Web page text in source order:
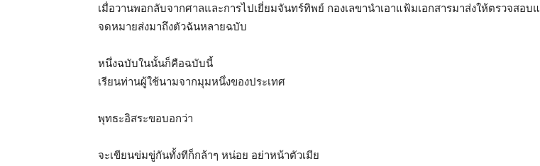
เมื่อวานพอกลับจากศาลและการไปเยี่ยมจันทร์ทิพย์ กองเลขานำเอาแฟ้มเอกสารมาส่งให้ตรวจสอบ
จดหมายส่งมาถึงตัวฉันหลายฉบับ
หนึ่งฉบับในนั้นก็คือฉบับนี้
เรียนท่านผู้ใช้นามจากมุมหนึ่งของประเทศ
พุทธะอิสระขอบอกว่า
จะเขียนข่มขู่กันทั้งทีก็กล้าๆ หน่อย อย่าหน้าตัวเมีย